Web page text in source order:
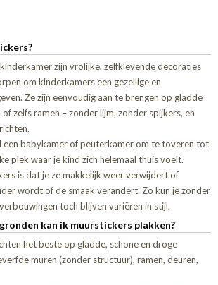
zijn vrolijke, zelfklevende decoraties
om kinderkamers een gezellige en
Ze zijn eenvoudig aan te brengen op gladde
zelfs ramen – zonder lijm, zonder spijkers, en
een babykamer of peuterkamer om te toveren tot
plek waar je kind zich helemaal thuis voelt.
is dat je ze makkelijk weer verwijdert of
wordt of de smaak verandert. Zo kun je zonder
toch blijven variëren in stijl.
kan ik muurstickers plakken?
het beste op gladde, schone en droge
muren (zonder structuur), ramen, deuren,